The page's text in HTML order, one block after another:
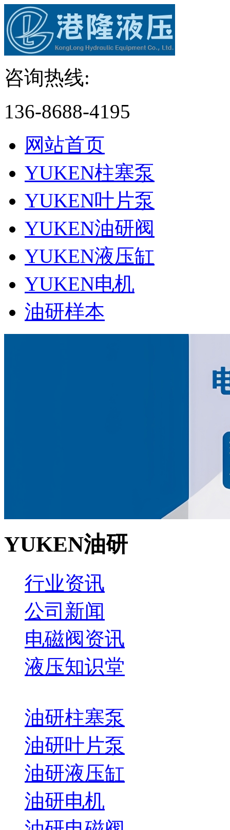
咨询热线:
136-8688-4195
网站首页
YUKEN柱塞泵
YUKEN叶片泵
YUKEN油研阀
YUKEN液压缸
YUKEN电机
油研样本
YUKEN油研
行业资讯
公司新闻
电磁阀资讯
液压知识堂
油研柱塞泵
油研叶片泵
油研液压缸
油研电机